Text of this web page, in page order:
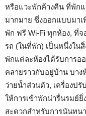
หรือแวะพักค้างคืน ที่พัก
มากมาย ซึ่งออกแบบมา
พัก ฟรี Wi-Fi ทุกห้อง, ที่
รถ (ในที่พัก) เป็นหนึ่งใน
พักแต่ละห้องได้รับการอ
คลายราวกับอยู่บ้าน บา
ว่ายน้ำส่วนตัว, เครื่องป
ให้การเข้าพักน่ารื่นรมย์
สะดวกสำหรับการนันทน